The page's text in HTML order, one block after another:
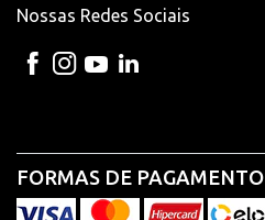
Nossas Redes Sociais
FORMAS DE PAGAMENTO